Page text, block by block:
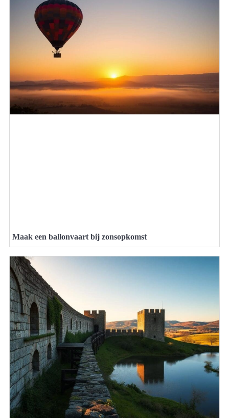
Maak een ballonvaart bij zonsopkomst